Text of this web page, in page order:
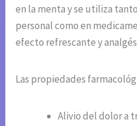
en la menta y se utiliza
personal como en
efecto refrescante y
Las propiedades
Alivio del dolor a